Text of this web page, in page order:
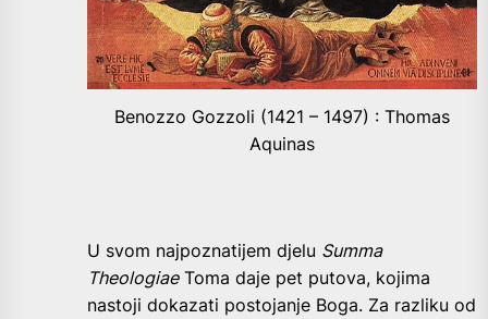
Benozzo Gozzoli (1421 – 1497) : Thomas
Aquinas
U svom najpoznatijem djelu Summa
TheologiaeToma daje pet putova, kojima
nastoji dokazati postojanje Boga. Za razliku od